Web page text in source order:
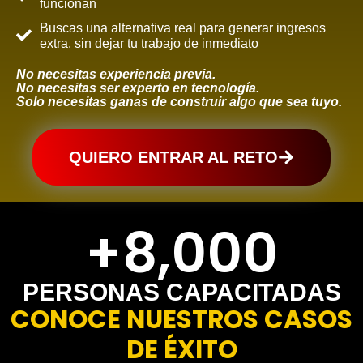
funcionan
Buscas una alternativa real para generar ingresos
extra, sin dejar tu trabajo de inmediato
No necesitas experiencia previa.
No necesitas ser experto en tecnología.
Solo necesitas ganas de construir algo que sea tuyo.
QUIERO ENTRAR AL RETO
PERSONAS CAPACITADAS
+8,000
CONOCE NUESTROS CASOS
DE ÉXITO